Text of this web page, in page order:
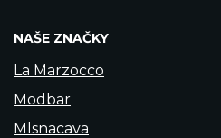
NAŠE ZNAČKY
La Marzocco
Modbar
Mlsnacava